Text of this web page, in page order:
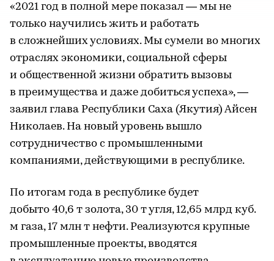
«2021 год в полной мере показал — мы не
только научились жить и работать
в сложнейших условиях. Мы сумели во многих
отраслях экономики, социальной сферы
и общественной жизни обратить вызовы
в преимущества и даже добиться успеха», —
заявил глава Республики Саха (Якутия) Айсен
Николаев. На новый уровень вышло
сотрудничество с промышленными
компаниями, действующими в республике.
По итогам года в республике будет
добыто 40,6 т золота, 30 т угля, 12,65 млрд куб.
м газа, 17 млн т нефти. Реализуются крупные
промышленные проекты, вводятся